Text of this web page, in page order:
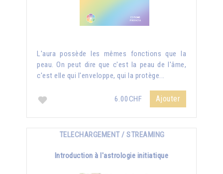
L'aura possède les mêmes fonctions que la
peau. On peut dire que c'est la peau de l'âme,
c'est elle qui l'enveloppe, qui la protège...
6.00CHF Ajouter
TELECHARGEMENT / STREAMING
Introduction à l'astrologie initiatique